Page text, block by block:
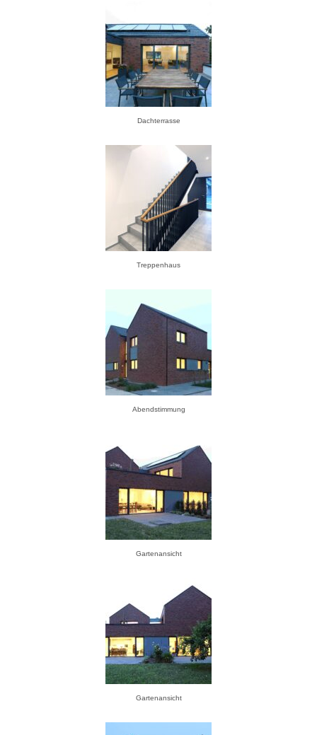
Dachterrasse
Treppenhaus
Abendstimmung
Gartenansicht
Gartenansicht